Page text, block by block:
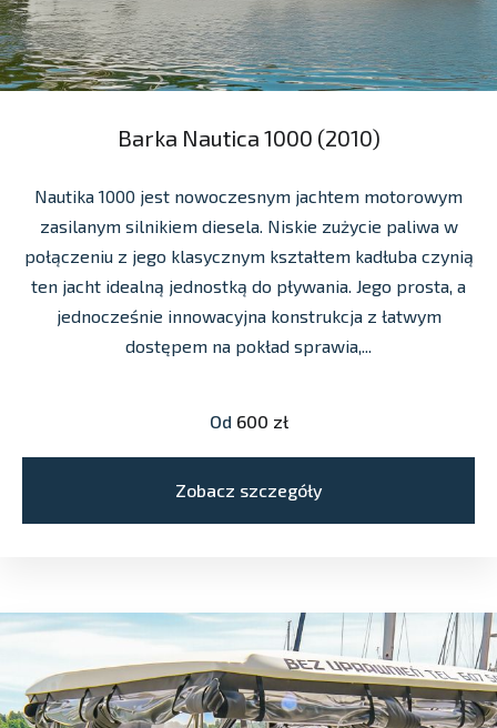
Barka Nautica 1000 (2010)
Nautika 1000 jest nowoczesnym jachtem motorowym
zasilanym silnikiem diesela. Niskie zużycie paliwa w
połączeniu z jego klasycznym kształtem kadłuba czynią
ten jacht idealną jednostką do pływania. Jego prosta, a
jednocześnie innowacyjna konstrukcja z łatwym
dostępem na pokład sprawia,...
Od 600 zł
Zobacz szczegóły